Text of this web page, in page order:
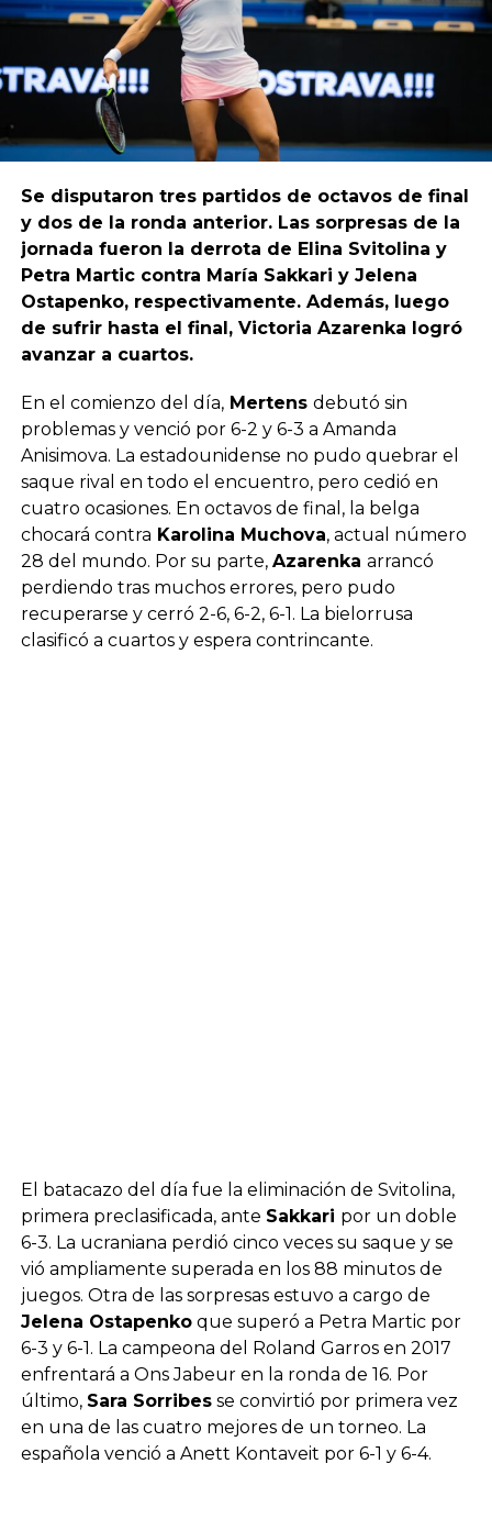
Se disputaron tres partidos de octavos de final
y dos de la ronda anterior. Las sorpresas de la
jornada fueron la derrota de Elina Svitolina y
Petra Martic contra María Sakkari y Jelena
Ostapenko, respectivamente. Además, luego
de sufrir hasta el final, Victoria Azarenka logró
avanzar a cuartos.
En el comienzo del día,Mertens debutó sin
problemas y venció por 6-2 y 6-3 a Amanda
Anisimova. La estadounidense no pudo quebrar el
saque rival en todo el encuentro, pero cedió en
cuatro ocasiones. En octavos de final, la belga
chocará contra Karolina Muchova, actual número
28 del mundo. Por su parte, Azarenka arrancó
perdiendo tras muchos errores, pero pudo
recuperarse y cerró 2-6, 6-2, 6-1. La bielorrusa
clasificó a cuartos y espera contrincante.
El batacazo del día fue la eliminación de Svitolina,
primera preclasificada, ante Sakkari por un doble
6-3. La ucraniana perdió cinco veces su saque y se
vió ampliamente superada en los 88 minutos de
juegos. Otra de las sorpresas estuvo a cargo de
Jelena Ostapenkoque superó a Petra Martic por
6-3 y 6-1. La campeona del Roland Garros en 2017
enfrentará a Ons Jabeur en la ronda de 16. Por
último, Sara Sorribesse convirtió por primera vez
en una de las cuatro mejores de un torneo. La
española venció a Anett Kontaveit por 6-1 y 6-4.